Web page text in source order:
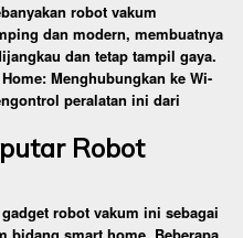
robot vakum
dan modern, membuatnya
dan tetap tampil gaya.
Menghubungkan ke Wi-
peralatan ini dari
Robot
robot vakum ini sebagai